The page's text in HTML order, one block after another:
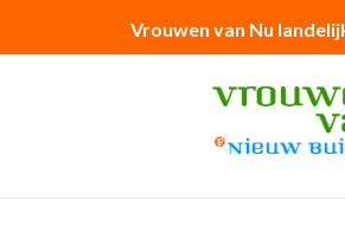
Vrouwen van Nu